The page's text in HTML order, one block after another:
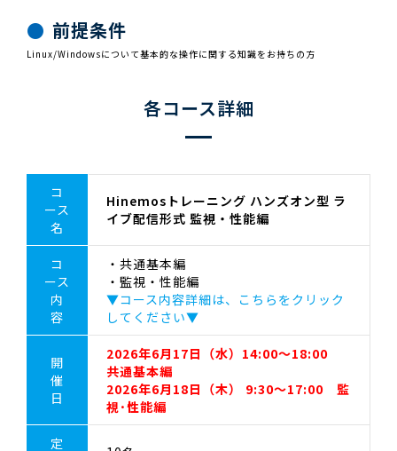
前提条件
Linux/Windowsについて基本的な操作に関する知識をお持ちの方
各コース詳細
コ
ース
名
Hinemosトレーニング ハンズオン型 ラ
イブ配信形式 監視・性能編
コ
ース
内
容
・共通基本編
・監視・性能編
▼コース内容詳細は、こちらをクリック
してください▼
開
催
日
2026年6月17日（水）14:00～18:00
共通基本編
2026年6月18日（木） 9:30～17:00 監
視･性能編
定